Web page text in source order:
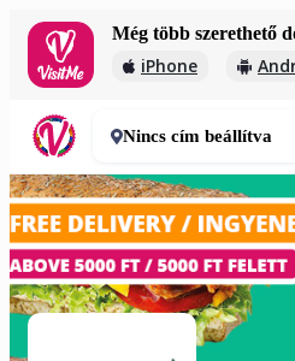
Még több szerethető
iPhone
Subway 🚀
2 000 Ft
30-50
Nincs cím beállítva